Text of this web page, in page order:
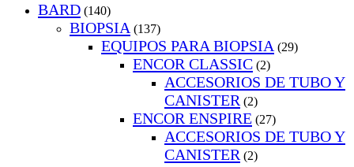
BARD (140)
BIOPSIA (137)
EQUIPOS PARA BIOPSIA (29)
ENCOR CLASSIC (2)
ACCESORIOS DE TUBO Y
CANISTER (2)
ENCOR ENSPIRE (27)
ACCESORIOS DE TUBO Y
CANISTER (2)